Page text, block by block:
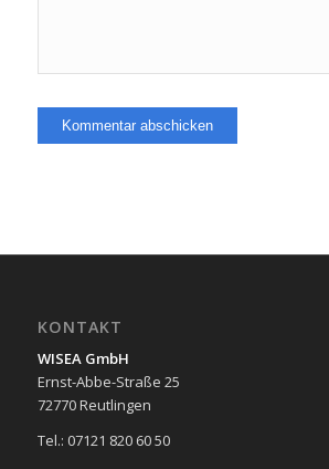
KONTAKT
WISEA GmbH
Ernst-Abbe-Straße 25
72770 Reutlingen
Tel.: 07121 820 60 50